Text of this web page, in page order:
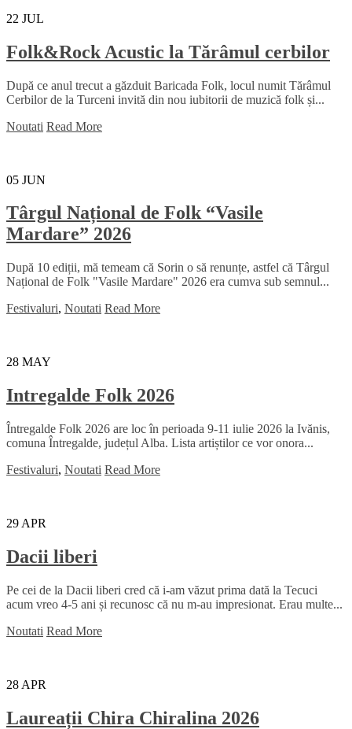
22 JUL
Folk&Rock Acustic la Tărâmul cerbilor
După ce anul trecut a găzduit Baricada Folk, locul numit Tărâmul
Cerbilor de la Turceni invită din nou iubitorii de muzică folk și...
Noutati Read More
05 JUN
Târgul Național de Folk “Vasile
Mardare” 2026
După 10 ediții, mă temeam că Sorin o să renunțe, astfel că Târgul
Național de Folk "Vasile Mardare" 2026 era cumva sub semnul...
Festivaluri, Noutati Read More
28 MAY
Intregalde Folk 2026
Întregalde Folk 2026 are loc în perioada 9-11 iulie 2026 la Ivănis,
comuna Întregalde, județul Alba. Lista artiștilor ce vor onora...
Festivaluri, Noutati Read More
29 APR
Dacii liberi
Pe cei de la Dacii liberi cred că i-am văzut prima dată la Tecuci
acum vreo 4-5 ani și recunosc că nu m-au impresionat. Erau multe...
Noutati Read More
28 APR
Laureații Chira Chiralina 2026